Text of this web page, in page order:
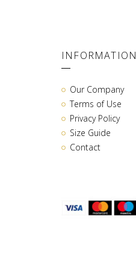
INFORMATION
Our Company
Terms of Use
Privacy Policy
Size Guide
Contact